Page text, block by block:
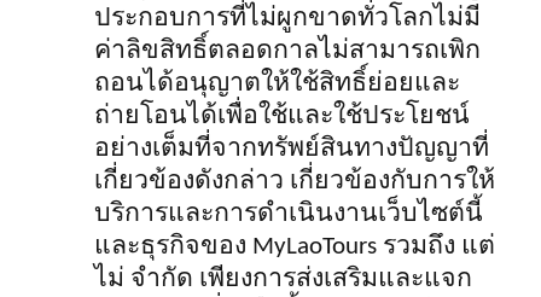
ประกอบการที่ไม่ผูกขาดทั่วโลกไม่มี
ค่าลิขสิทธิ์ตลอดกาลไม่สามารถเพิก
ถอนได้อนุญาตให้ใช้สิทธิ์ย่อยและ
ถ่ายโอนได้เพื่อใช้และใช้ประโยชน์
อย่างเต็มที่จากทรัพย์สินทางปัญญาที่
เกี่ยวข้องดังกล่าว เกี่ยวข้องกับการให้
บริการและการดำเนินงานเว็บไซต์นี้
และธุรกิจของ MyLaoTours รวมถึง แต่
ไม่ จำกัด เพียงการส่งเสริมและแจก